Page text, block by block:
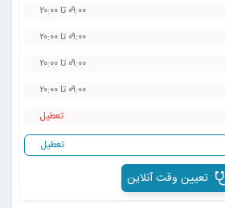
۰۹:۰۰ تا ۲۰:۰۰
۰۹:۰۰ تا ۲۰:۰۰
۰۹:۰۰ تا ۲۰:۰۰
۰۹:۰۰ تا ۲۰:۰۰
‌تعطیل
‌تعطیل
تعیین وقت آنلاین